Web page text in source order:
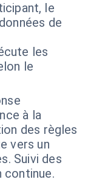
le
de
les
le
à la
des règles
vers un
Suivi des
continue.